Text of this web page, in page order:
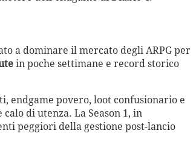
a dominare il mercato degli ARPG per
in poche settimane e record storico
endgame povero, loot confusionario e
di utenza. La Season 1, in
peggiori della gestione post-lancio